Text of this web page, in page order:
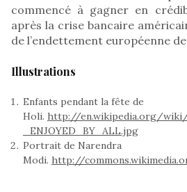
commencé à gagner en
après la crise bancaire
de l’endettement européenne
Illustrations
Enfants pendant la fête de
Holi. http://en.wikipedia.org/
_ENJOYED_BY_ALL.jpg
Portrait de Narendra
Modi. http://